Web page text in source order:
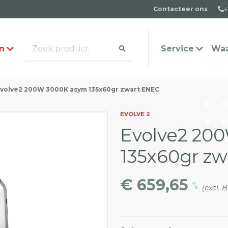
Contacteer ons
Service
Veel gestelde vragen
Contact
200W 3000K asym 135x60gr zwart ENEC
EVOLVE 2
Evolve2
135x60gr
€ 659,65 (excl.